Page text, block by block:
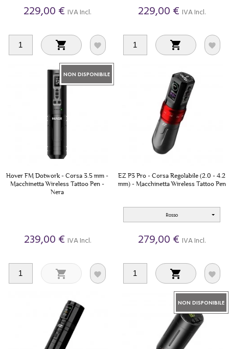
229,00 € IVA Incl.
 
229,00 € IVA Incl.
 
NON DISPONIBILE
Hover FM Dotwork - Corsa 3.5 mm -
Macchinetta Wireless Tattoo Pen -
Nera
239,00 € IVA Incl.
 
EZ P3 Pro - Corsa Regolabile (2.0 - 4.2
mm) - Macchinetta Wireless Tattoo Pen
Rosso
279,00 € IVA Incl.
 
NON DISPONIBILE